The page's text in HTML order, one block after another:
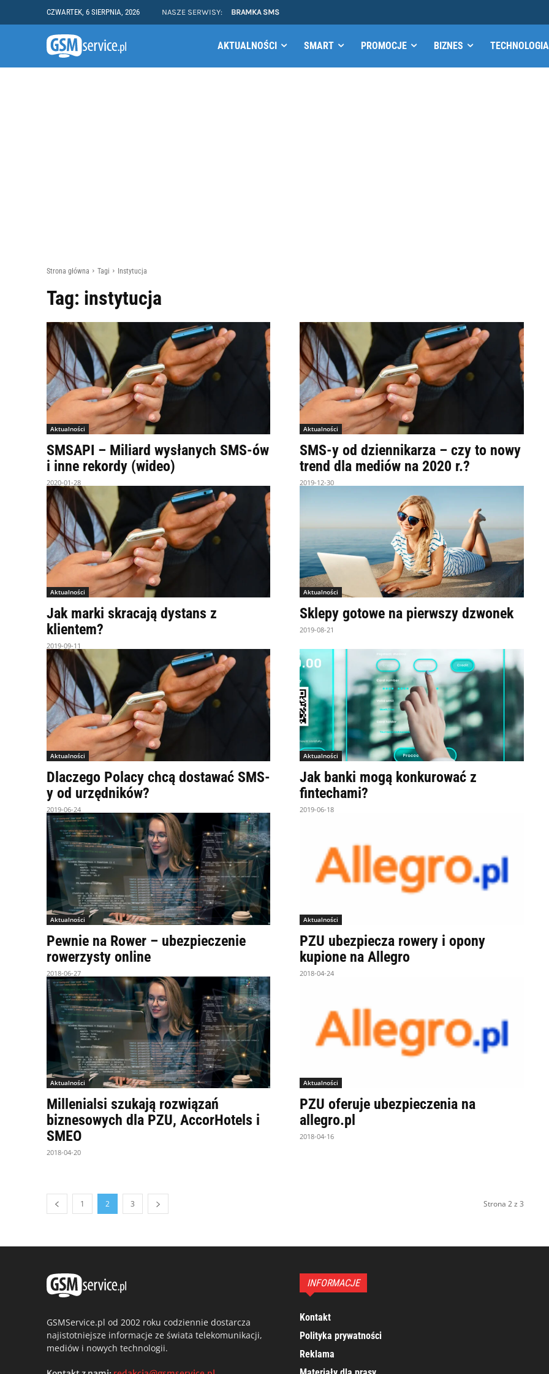
CZWARTEK, 6 SIERPNIA, 2026 NASZE SERWISY: BRAMKA SMS
AKTUALNOŚCI SMART PROMOCJE BIZNES
Strona główna Tagi Instytucja
Tag: instytucja
Aktualności
SMSAPI – Miliard wysłanych SMS-ów
i inne rekordy (wideo)
2020-01-28
Aktualności
SMS-y od dziennikarza – czy to nowy
trend dla mediów na 2020 r.?
2019-12-30
Aktualności
Jak marki skracają dystans z
klientem?
2019-09-11
Aktualności
Sklepy gotowe na pierwszy dzwonek
2019-08-21
Aktualności
Dlaczego Polacy chcą dostawać SMS-
y od urzędników?
2019-06-24
Aktualności
Jak banki mogą konkurować z
fintechami?
2019-06-18
Aktualności
Pewnie na Rower – ubezpieczenie
rowerzysty online
2018-06-27
Aktualności
PZU ubezpiecza rowery i opony
kupione na Allegro
2018-04-24
Aktualności
Millenialsi szukają rozwiązań
biznesowych dla PZU, AccorHotels i
SMEO
2018-04-20
Aktualności
PZU oferuje ubezpieczenia na
allegro.pl
2018-04-16
1 2 3 Strona 2 z 3
GSMService.pl od 2002 roku codziennie dostarcza
najistotniejsze informacje ze świata telekomunikacji,
mediów i nowych technologii.
INFORMACJE
Kontakt
Polityka prywatności
Reklama